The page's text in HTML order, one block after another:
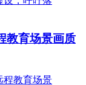
教育场景画质